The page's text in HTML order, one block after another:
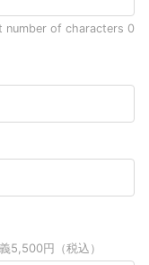
number of characters 0
5,500円（税込）